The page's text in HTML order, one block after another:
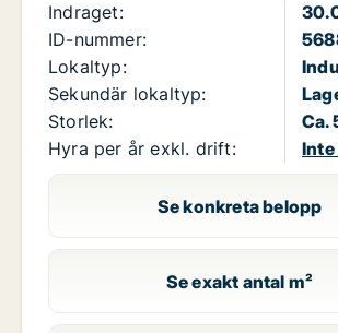
Indraget:
ID-nummer:
Lokaltyp:
Sekundär lokaltyp:
Storlek:
Ca.
Hyra per år exkl. drift:
Se konkreta belopp
Se exakt antal m²